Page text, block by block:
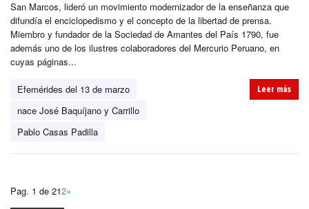
San Marcos, lideró un movimiento modernizador de la enseñanza que
difundía el enciclopedismo y el concepto de la libertad de prensa.
Miembro y fundador de la Sociedad de Amantes del País 1790, fue
además uno de los ilustres colaboradores del Mercurio Peruano, en
cuyas páginas...
Efemérides del 13 de marzo
nace José Baquíjano y Carrillo
Pablo Casas Padilla
Leer más
Pag. 1 de 212»